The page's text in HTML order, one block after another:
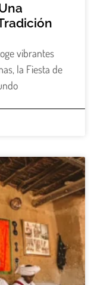
vibrantes
la Fiesta de